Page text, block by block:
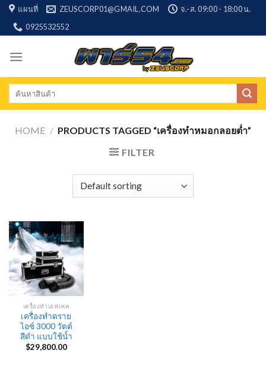
Skip
content
แผนที่ ZEUSCORP01@GMAIL.COM
จ.-ส. 09:00 - 18:00 น.
0925532552
Search
HOME / PRODUCTS TAGGED “เครื่องทำหมอกลอยต่ำ”
FILTER
เครื่องทำเอฟเฟค
เครื่องทำดราย
ไอซ์ 3000 วัตต์
สีดำ แบบใช้น้ำ
$29,800.00